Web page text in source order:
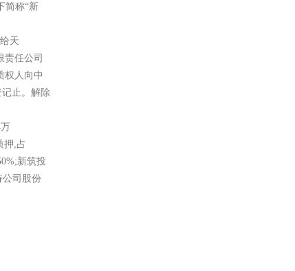
简称“新
天
任公司
权人向中
止。解除
押,占
新筑投
公司股份